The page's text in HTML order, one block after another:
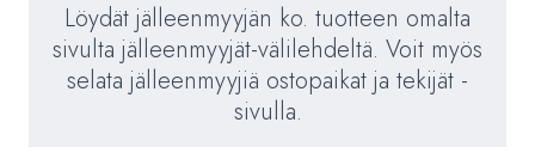
Löydät jälleenmyyjän ko. tuotteen omalta
sivulta jälleenmyyjät-välilehdeltä. Voit myös
selata jälleenmyyjiä ostopaikat ja tekijät -
sivulla.